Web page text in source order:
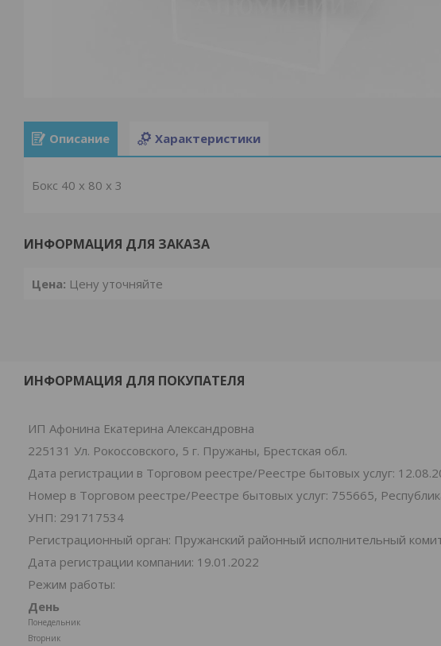
Описание Характеристики
Бокс 40 x 80 x 3
ИНФОРМАЦИЯ ДЛЯ ЗАКАЗА
Цена: Цену уточняйте
ИНФОРМАЦИЯ ДЛЯ ПОКУПАТЕЛЯ
ИП Афонина Екатерина Александровна
225131 Ул. Рокоссовского, 5 г. Пружаны, Брестская обл.
Дата регистрации в Торговом реестре/Реестре бытовых услуг:
Номер в Торговом реестре/Реестре бытовых услуг: 755665,
УНП: 291717534
Регистрационный орган: Пружанский районный исполнительный
Дата регистрации компании: 19.01.2022
Режим работы:
День
Понедельник
Вторник